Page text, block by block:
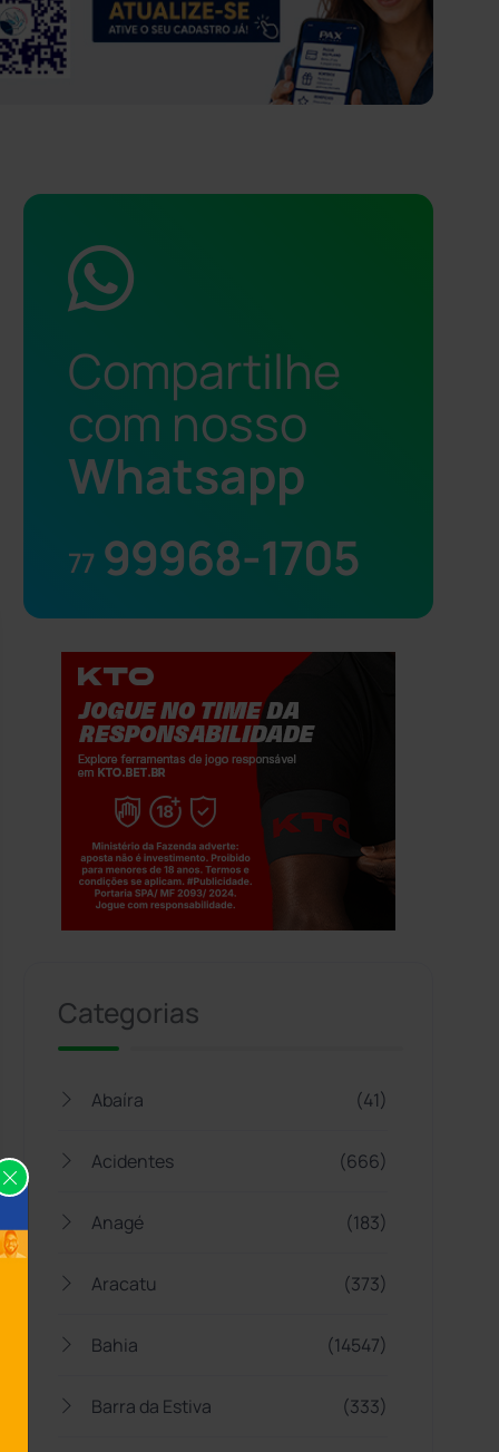
Compartilhe
com nosso
Whatsapp
77 99968-1705
Categorias
Abaíra (41)
Acidentes (666)
Anagé (183)
Aracatu (373)
Bahia (14547)
Barra da Estiva (333)